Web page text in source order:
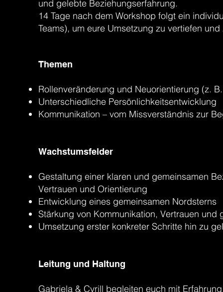
und gelebte Beziehungserfahrung.
14 Tage nach dem Workshop folgt ein
Teams), um eure Umsetzung zu vertiefen
Themen
Rollenveränderung und Neuorientierung (z.
Unterschiedliche Persönlichkeitsentwicklung
Kommunikation – vom Missverständnis zur
Wachstumsfelder
Gestaltung einer klaren und gemeinsamen
Vertrauen und Orientierung
Entwicklung eines gemeinsamen Nordsterns
Stärkung von Kommunikation, Vertrauen und
Umsetzung erster konkreter Schritte hin zu
Leitung und Haltung
Gabriela & Cyrill begleiten euch mit